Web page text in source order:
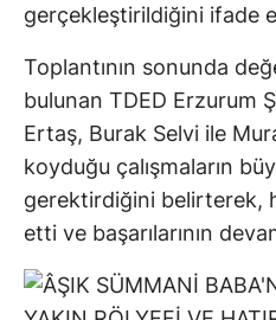
gerçekleştirildiğini ifade
Toplantının sonunda
bulunan TDED Erzurum
Ertaş, Burak Selvi ile
koyduğu çalışmaların
gerektirdiğini belirterek,
etti ve başarılarının